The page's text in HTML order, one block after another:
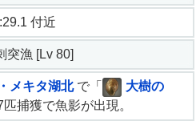
付近
突漁 [Lv 80]
メキタ湖北で「
大樹の
捕獲で魚影が出現。